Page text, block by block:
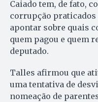
Caiado tem, de fato,
corrupção praticados
apontar sobre quais
quem pagou e quem
deputado.
Talles afirmou que
uma tentativa de
nomeação de